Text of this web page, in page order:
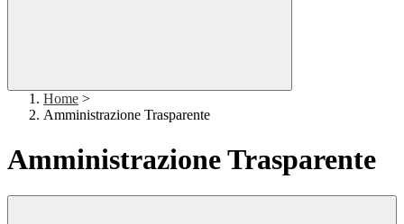
Home >
Amministrazione Trasparente
Amministrazione Trasparente